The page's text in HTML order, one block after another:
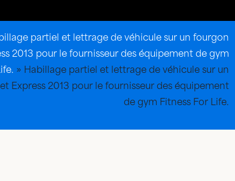
partiel et lettrage de véhicule sur un fourgon
2013 pour le fournisseur des équipement de gym
» Habillage partiel et lettrage de véhicule sur un
Express 2013 pour le fournisseur des équipement
de gym Fitness For Life.